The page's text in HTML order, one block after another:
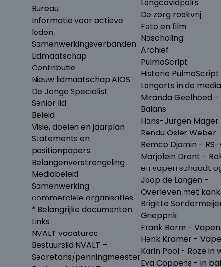
Bureau
Informatie voor actieve
leden
Samenwerkingsverbanden
Lidmaatschap
Contributie
Nieuw lidmaatschap AIOS
De Jonge Specialist
Senior lid
Beleid
Visie, doelen en jaarplan
Statements en
positionpapers
Belangenverstrengeling
Mediabeleid
Samenwerking
commerciële organisaties
* Belangrijke documenten
Links
NVALT vacatures
Bestuurslid NVALT –
Secretaris/penningmeester
Longcovidpoli's
De zorg rookvrij
Foto en film
Nascholing
Archief
PulmoScript
Historie PulmoScript
Longarts in de media
Miranda Geelhoed -
Balans
Hans-Jurgen Mager
Rendu Osler Weber
Remco Djamin - RS-
Marjolein Drent -
en vapen schaadt
Joop de Langen -
Overleven met
Brigitte
Griepprik
Frank Borm - Vapen
Henk Kramer -
Karin Pool - Roze in
Eva Coppens - in